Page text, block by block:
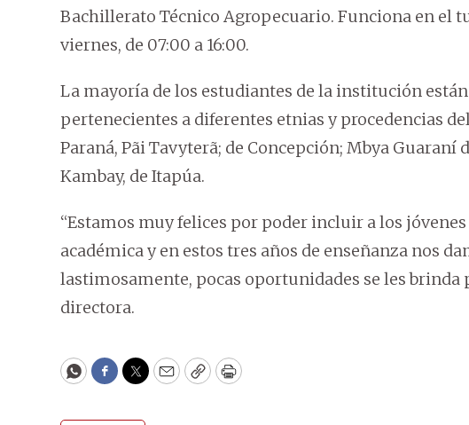
Bachillerato Técnico Agropecuario. Funciona en el
viernes, de 07:00 a 16:00.
La mayoría de los estudiantes de la institución
pertenecientes a diferentes etnias y procedencias
Paraná, Pãi Tavyterã; de Concepción; Mbya Guaraní
Kambay, de Itapúa.
“Estamos muy felices por poder incluir a los
académica y en estos tres años de enseñanza nos
lastimosamente, pocas oportunidades se les brinda
directora.
WhatsApp
Facebook
Twitter
EmailCopyPrint